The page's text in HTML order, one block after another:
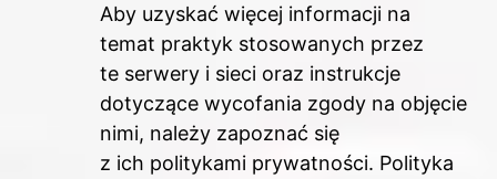
Aby uzyskać więcej informacji na
temat praktyk stosowanych przez
te serwery i sieci oraz instrukcje
dotyczące wycofania zgody na objęcie
nimi, należy zapoznać się
z ich politykami prywatności. Polityka